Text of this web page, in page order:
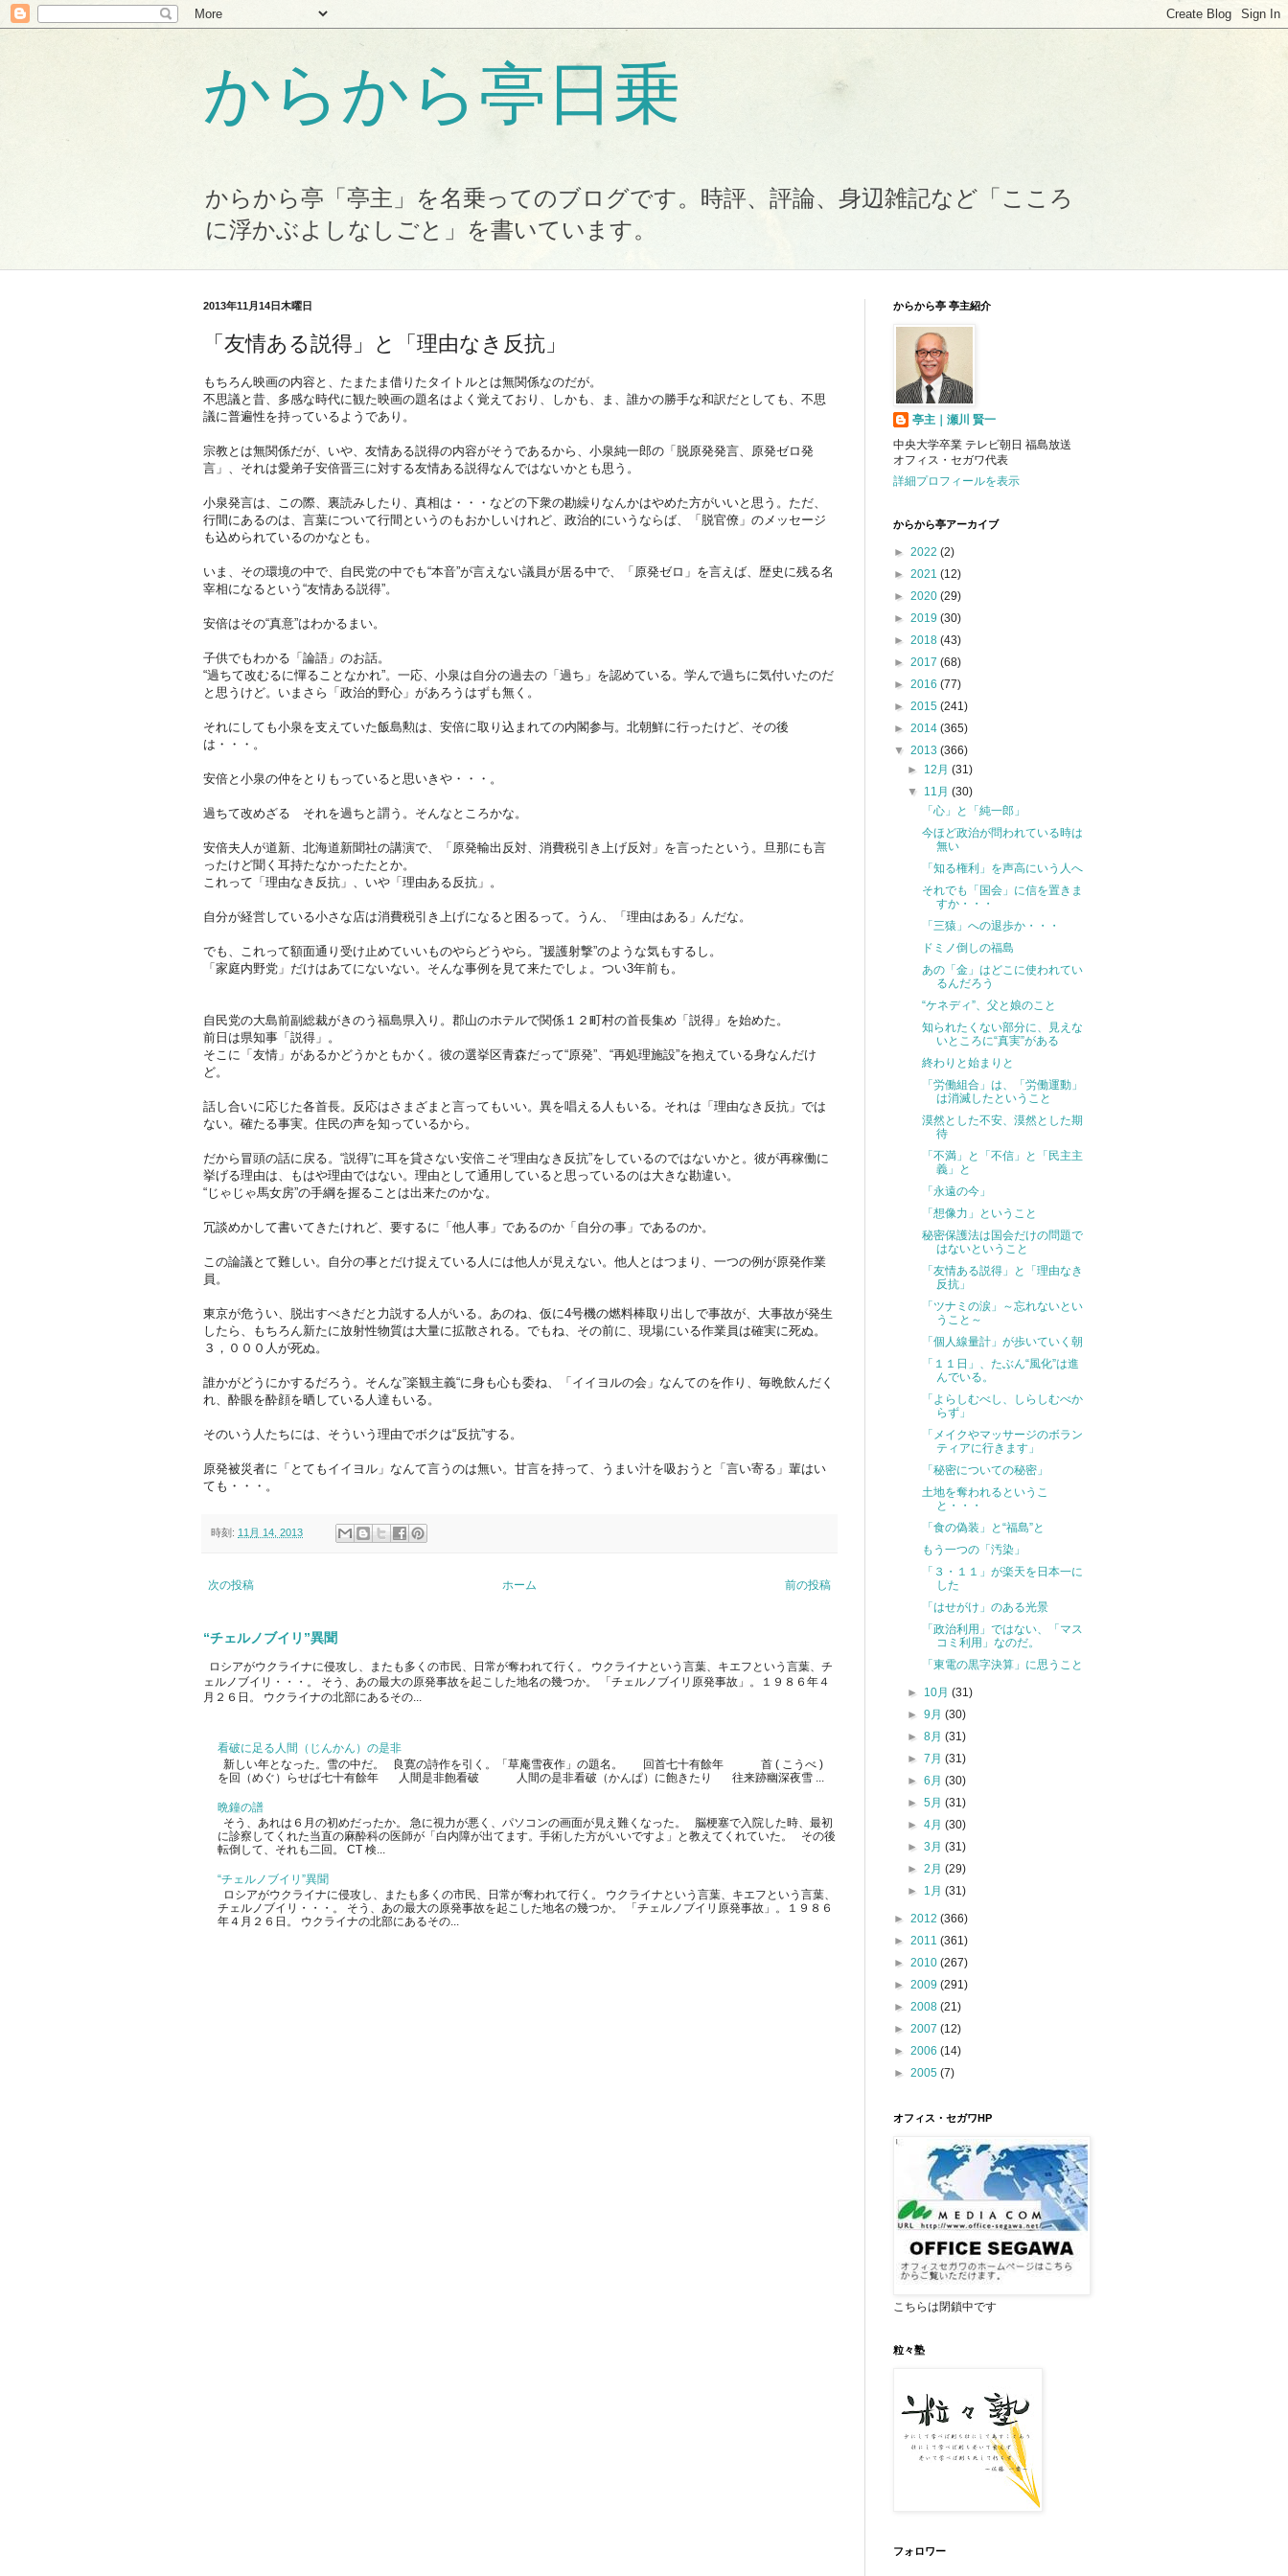
からから亭日乗
からから亭「亭主」を名乗ってのブログです。時評、評論、身辺雑記など「こころ
に浮かぶよしなしごと」を書いています。
2013年11月14日木曜日
「友情ある説得」と「理由なき反抗」
もちろん映画の内容と、たまたま借りたタイトルとは無関係なのだが。
不思議と昔、多感な時代に観た映画の題名はよく覚えており、しかも、ま、誰かの勝手な和訳だとしても、不思
議に普遍性を持っているようであり。
宗教とは無関係だが、いや、友情ある説得の内容がそうであるから、小泉純一郎の「脱原発発言、原発ゼロ発
言」、それは愛弟子安倍晋三に対する友情ある説得なんではないかとも思う。
小泉発言は、この際、裏読みしたり、真相は・・・などの下衆の勘繰りなんかはやめた方がいいと思う。ただ、
行間にあるのは、言葉について行間というのもおかしいけれど、政治的にいうならば、「脱官僚」のメッセージ
も込められているのかなとも。
いま、その環境の中で、自民党の中でも“本音”が言えない議員が居る中で、「原発ゼロ」を言えば、歴史に残る名
宰相になるという“友情ある説得”。
安倍はその“真意”はわかるまい。
子供でもわかる「論語」のお話。
“過ちて改むるに憚ることなかれ”。一応、小泉は自分の過去の「過ち」を認めている。学んで過ちに気付いたのだ
と思うけど。いまさら「政治的野心」があろうはずも無く。
それにしても小泉を支えていた飯島勲は、安倍に取り込まれての内閣参与。北朝鮮に行ったけど、その後
は・・・。
安倍と小泉の仲をとりもっていると思いきや・・・。
過ちて改めざる それを過ちと謂う。そんなところかな。
安倍夫人が道新、北海道新聞社の講演で、「原発輸出反対、消費税引き上げ反対」を言ったという。旦那にも言
ったけど聞く耳持たなかったたとか。
これって「理由なき反抗」、いや「理由ある反抗」。
自分が経営している小さな店は消費税引き上げになると困るって。うん、「理由はある」んだな。
でも、これって額面通り受け止めていいものやらどうやら。”援護射撃”のような気もするし。
「家庭内野党」だけはあてにないない。そんな事例を見て来たでしょ。つい3年前も。
自民党の大島前副総裁がきのう福島県入り。郡山のホテルで関係１２町村の首長集め「説得」を始めた。
前日は県知事「説得」。
そこに「友情」があるかどうかともかく。彼の選挙区青森だって“原発”、“再処理施設”を抱えている身なんだけ
ど。
話し合いに応じた各首長。反応はさまざまと言ってもいい。異を唱える人もいる。それは「理由なき反抗」では
ない。確たる事実。住民の声を知っているから。
だから冒頭の話に戻る。“説得”に耳を貸さない安倍こそ“理由なき反抗”をしているのではないかと。彼が再稼働に
挙げる理由は、もはや理由ではない。理由として通用していると思っているのは大きな勘違い。
“じゃじゃ馬女房”の手綱を握ることは出来たのかな。
冗談めかして書いてきたけれど、要するに「他人事」であるのか「自分の事」であるのか。
この論議とて難しい。自分の事とだけ捉えている人には他人が見えない。他人とはつまり、一つの例が原発作業
員。
東京が危うい、脱出すべきだと力説する人がいる。あのね、仮に4号機の燃料棒取り出しで事故が、大事故が発生
したら、もちろん新たに放射性物質は大量に拡散される。でもね、その前に、現場にいる作業員は確実に死ぬ。
３，０００人が死ぬ。
誰かがどうにかするだろう。そんな”楽観主義“に身も心も委ね、「イイヨルの会」なんてのを作り、毎晩飲んだく
れ、酔眼を酔顔を晒している人達もいる。
そのいう人たちには、そういう理由でボクは“反抗”する。
原発被災者に「とてもイイヨル」なんて言うのは無い。甘言を持って、うまい汁を吸おうと「言い寄る」輩はい
ても・・・。
時刻: 11月 14, 2013
次の投稿 前の投稿
ホーム
“チェルノブイリ”異聞
ロシアがウクライナに侵攻し、またも多くの市民、日常が奪われて行く。 ウクライナという言葉、キエフという言葉、チ
ェルノブイリ・・・。 そう、あの最大の原発事故を起こした地名の幾つか。 「チェルノブイリ原発事故」。１９８６年４
月２６日。 ウクライナの北部にあるその...
看破に足る人間（じんかん）の是非
新しい年となった。雪の中だ。 良寛の詩作を引く。「草庵雪夜作」の題名。 回首七十有餘年 首 ( こうべ )
を回（めぐ）らせば七十有餘年 人間是非飽看破 人間の是非看破（かんぱ）に飽きたり 往来跡幽深夜雪 ...
晩鐘の譜
そう、あれは６月の初めだったか。 急に視力が悪く、パソコンの画面が見え難くなった。 脳梗塞で入院した時、最初
に診察してくれた当直の麻酔科の医師が「白内障が出てます。手術した方がいいですよ」と教えてくれていた。 その後
転倒して、それも二回。 CT 検...
“チェルノブイリ”異聞
ロシアがウクライナに侵攻し、またも多くの市民、日常が奪われて行く。 ウクライナという言葉、キエフという言葉、
チェルノブイリ・・・。 そう、あの最大の原発事故を起こした地名の幾つか。 「チェルノブイリ原発事故」。１９８６
年４月２６日。 ウクライナの北部にあるその...
からから亭 亭主紹介
亭主｜瀬川 賢一
中央大学卒業 テレビ朝日 福島放送
オフィス・セガワ代表
詳細プロフィールを表示
からから亭アーカイブ
► 2022 (2)
► 2021 (12)
► 2020 (29)
► 2019 (30)
► 2018 (43)
► 2017 (68)
► 2016 (77)
► 2015 (241)
► 2014 (365)
▼ 2013 (366)
► 12月(31)
▼ 11月(30)
「心」と「純一郎」
今ほど政治が問われている時は
無い
「知る権利」を声高にいう人へ
それでも「国会」に信を置きま
すか・・・
「三猿」への退歩か・・・
ドミノ倒しの福島
あの「金」はどこに使われてい
るんだろう
“ケネディ”、父と娘のこと
知られたくない部分に、見えな
いところに“真実”がある
終わりと始まりと
「労働組合」は、「労働運動」
は消滅したということ
漠然とした不安、漠然とした期
待
「不満」と「不信」と「民主主
義」と
「永遠の今」
「想像力」ということ
秘密保護法は国会だけの問題で
はないということ
「友情ある説得」と「理由なき
反抗」
「ツナミの涙」～忘れないとい
うこと～
「個人線量計」が歩いていく朝
「１１日」、たぶん“風化”は進
んでいる。
「よらしむべし、しらしむべか
らず」
「メイクやマッサージのボラン
ティアに行きます」
「秘密についての秘密」
土地を奪われるというこ
と・・・
「食の偽装」と“福島”と
もう一つの「汚染」
「３・１１」が楽天を日本一に
した
「はせがけ」のある光景
「政治利用」ではない、「マス
コミ利用」なのだ。
「東電の黒字決算」に思うこと
► 10月(31)
►9月(30)
►8月(31)
►7月(31)
►6月(30)
►5月(31)
►4月(30)
►3月(31)
►2月(29)
► 1月(31)
► 2012 (366)
► 2011 (361)
► 2010 (267)
► 2009 (291)
► 2008 (21)
► 2007 (12)
► 2006 (14)
► 2005 (7)
オフィス・セガワHP
こちらは閉鎖中です
粒々塾
フォロワー